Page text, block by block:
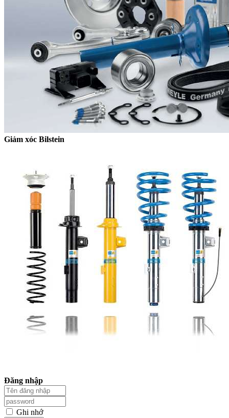
Giảm xóc Bilstein
Đăng nhập
Ghi nhớ